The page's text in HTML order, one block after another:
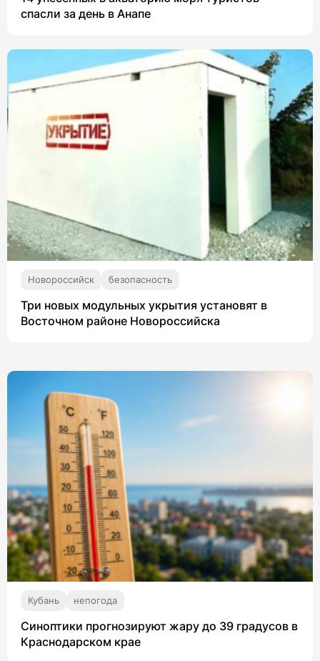
спасли за день в Анапе
Новороссийск безопасность
Три новых модульных укрытия установят в
Восточном районе Новороссийска
Кубань непогода
Синоптики прогнозируют жару до 39 градусов в
Краснодарском крае